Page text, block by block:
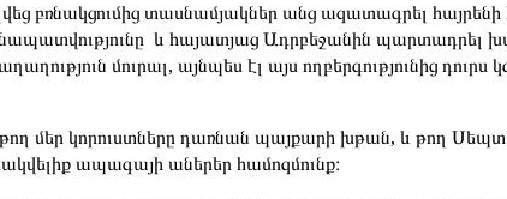
բռնակցումից տասնամյակներ անց ազատագրել հայրենի
և հայատյաց Ադրբեջանին պարտադրել
մուրալ, այնպես էլ այս ողբերգությունից դուրս
մեր կորուստները դառնան պայքարի խթան, և թող
ապագայի աներեր համոզմունք։